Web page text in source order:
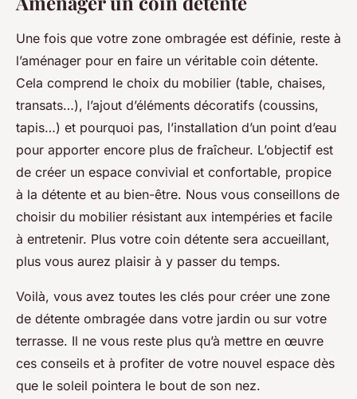
Une fois que votre zone ombragée est définie, reste à
l’aménager pour en faire un véritable coin détente.
Cela comprend le choix du mobilier (table, chaises,
transats…), l’ajout d’éléments décoratifs (coussins,
tapis…) et pourquoi pas, l’installation d’un point d’eau
pour apporter encore plus de fraîcheur. L’objectif est
de créer un espace convivial et confortable, propice
à la détente et au bien-être. Nous vous conseillons de
choisir du mobilier résistant aux intempéries et facile
à entretenir. Plus votre coin détente sera accueillant,
plus vous aurez plaisir à y passer du temps.
Voilà, vous avez toutes les clés pour créer une zone
de détente ombragée dans votre jardin ou sur votre
terrasse. Il ne vous reste plus qu’à mettre en œuvre
ces conseils et à profiter de votre nouvel espace dès
que le soleil pointera le bout de son nez.